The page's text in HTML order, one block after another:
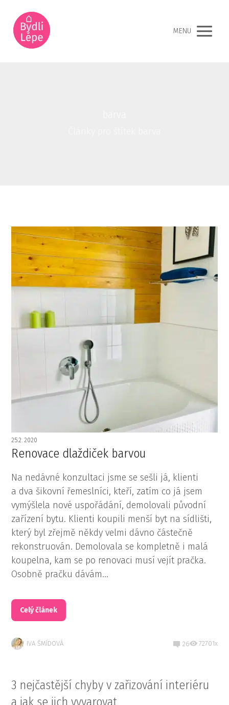
MENU
25.2. 2020
Renovace dlaždiček barvou
Na nedávné konzultaci jsme se sešli já, klienti
a dva šikovní řemeslníci, kteří, zatím co já jsem
vymýšlela nové uspořádání, demolovali původní
zařízení bytu. Klienti koupili menší byt na sídlišti,
který byl zřejmě někdy velmi dávno částečně
rekonstruován. Demolovala se kompletně i malá
koupelna, kam se po renovaci musí vejít pračka.
Osobně pračku dávám...
Celý článek
IVA ŠMÍDOVÁ 26 72701x
3 nejčastější chyby v zařizování interiéru
a jak se jich vyvarovat